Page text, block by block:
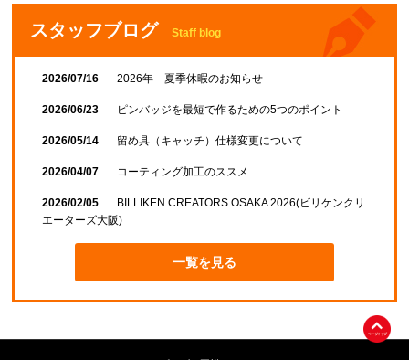
スタッフブログ Staff blog
2026/07/16 2026年 夏季休暇のお知らせ
2026/06/23 ピンバッジを最短で作るための5つのポイント
2026/05/14 留め具（キャッチ）仕様変更について
2026/04/07 コーティング加工のススメ
2026/02/05
BILLIKEN CREATORS OSAKA 2026(ビリケンクリ
エーターズ大阪)
一覧を見る